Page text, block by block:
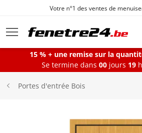
Aller au contenu
Votre n°1 des ventes de
Fenêtres
15 % + une remise sur la
Se termine dans 00 jours 19 h
Portes d'entrée Bois